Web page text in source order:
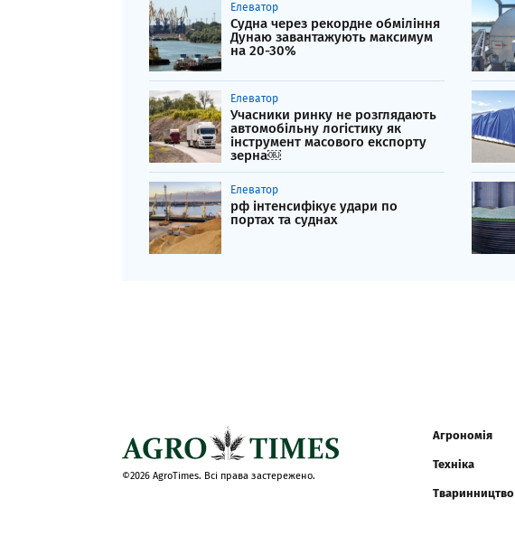
Елеватор
Судна через рекордне обміління
Дунаю завантажують максимум
на 20-30%
Елеватор
Учасники ринку не розглядають
автомобільну логістику як
інструмент масового експорту
зерна￼
Елеватор
рф інтенсифікує удари по
портах та суднах
©2026 AgroTimes. Всі права застережено.
Агрономія
Техніка
Тваринництво